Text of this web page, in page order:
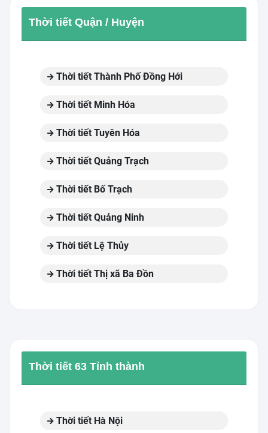
Thời tiết Quận / Huyện
Thời tiết Thành Phố Đồng Hới
Thời tiết Minh Hóa
Thời tiết Tuyên Hóa
Thời tiết Quảng Trạch
Thời tiết Bố Trạch
Thời tiết Quảng Ninh
Thời tiết Lệ Thủy
Thời tiết Thị xã Ba Đồn
Thời tiết 63 Tỉnh thành
Thời tiết Hà Nội